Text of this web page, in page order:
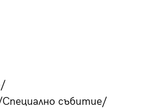
събитие/